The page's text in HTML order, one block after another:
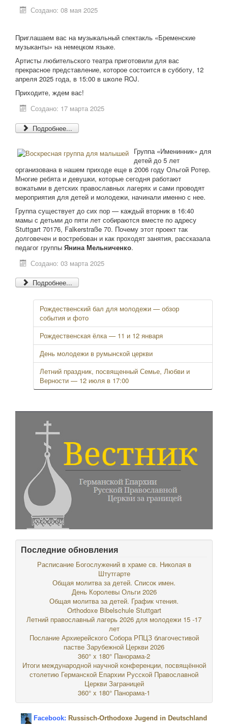
Создано: 08 мая 2025
Приглашаем вас на музыкальный спектакль «Бременские
музыканты» на немецком языке.
Артисты любительского театра приготовили для вас
прекрасное представление, которое состоится в субботу, 12
апреля 2025 года, в 15:00 в школе ROJ.
Приходите, ждем вас!
Создано: 17 марта 2025
Подробнее...
Группа «Именинник» для
детей до 5 лет
организована в нашем приходе еще в 2006 году Ольгой Ротер.
Многие ребята и девушки, которые сегодня работают
вожатыми в детских православных лагерях и сами проводят
мероприятия для детей и молодежи, начинали именно с нее.
Группа существует до сих пор — каждый вторник в 16:40
мамы с детьми до пяти лет собираются вместе по адресу
Stuttgart 70176, Falkerstraße 70. Почему этот проект так
долговечен и востребован и как проходят занятия, рассказала
педагог группы Янина Мельниченко.
Создано: 03 марта 2025
Подробнее...
Рождественский бал для молодежи — обзор
события и фото
Рождественская ёлка — 11 и 12 января
День молодежи в румынской церкви
Летний праздник, посвященный Семье, Любви и
Верности — 12 июля в 17:00
Последние обновления
Расписание Богослужений в храме св. Николая в
Штутгарте
Общая молитва за детей. Список имен.
День Королевы Ольги 2026
Общая молитва за детей. График чтения.
Orthodoxe Bibelschule Stuttgart
Летний православный лагерь 2026 для молодежи 15 -17
лет
Послание Архиерейского Собора РПЦЗ благочестивой
пастве Зарубежной Церкви 2026
360° x 180° Панорама-2
Итоги международной научной конференции, посвящённой
столетию Германской Епархии Русской Православной
Церкви Заграницей
360° x 180° Панорама-1
Facebook: Russisch-Orthodoxe Jugend in Deutschland